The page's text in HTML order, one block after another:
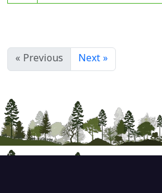
« Previous Next »